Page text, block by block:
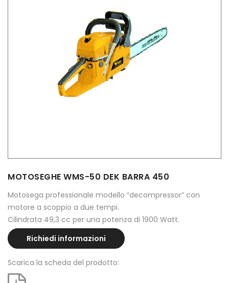
MOTOSEGHE WMS-50 DEK BARRA 450
Motosega professionale modello “decompressor” con
motore a scoppio a due tempi.
Cilindrata 49,3 cc per una potenza di 1900 Watt.
Richiedi informazioni
Scarica la scheda del prodotto: